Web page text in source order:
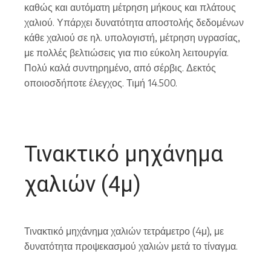
καθώς και αυτόματη μέτρηση μήκους και πλάτους
χαλιού. Υπάρχει δυνατότητα αποστολής δεδομένων
κάθε χαλιού σε ηλ. υπολογιστή, μέτρηση υγρασίας,
με πολλές βελτιώσεις για πιο εύκολη λειτουργία.
Πολύ καλά συντηρημένο, από σέρβις. Δεκτός
οποιοσδήποτε έλεγχος. Τιμή 14.500.
Τινακτικό μηχάνημα
χαλιών (4μ)
Τινακτικό μηχάνημα χαλιών τετράμετρο (4μ), με
δυνατότητα προψεκασμού χαλιών μετά το τίναγμα.